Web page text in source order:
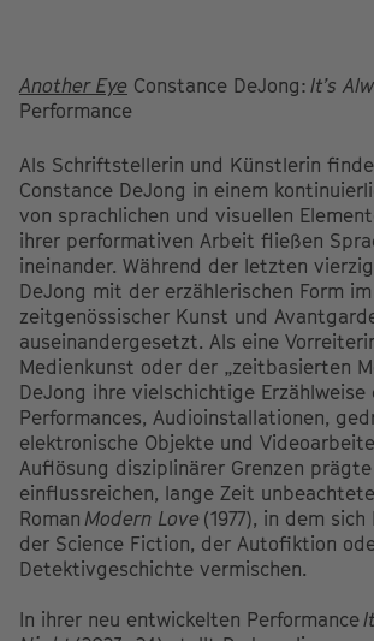
Another Eye Constance DeJong: It’s
Performance
Als Schriftstellerin und Künstlerin
Constance DeJong in einem
von sprachlichen und visuellen
ihrer performativen Arbeit fließen
ineinander. Während der letzten
DeJong mit der erzählerischen Form
zeitgenössischer Kunst und
auseinandergesetzt. Als eine
Medienkunst oder der „zeitbasierten
DeJong ihre vielschichtige Erzählweise
Performances, Audioinstallationen,
elektronische Objekte und
Auflösung disziplinärer Grenzen
einflussreichen, lange Zeit
Roman Modern Love (1977), in dem
der Science Fiction, der Autofiktion
Detektivgeschichte vermischen.
In ihrer neu entwickelten Performance